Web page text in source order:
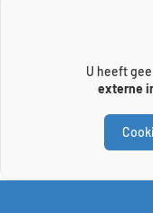
U heeft
externe